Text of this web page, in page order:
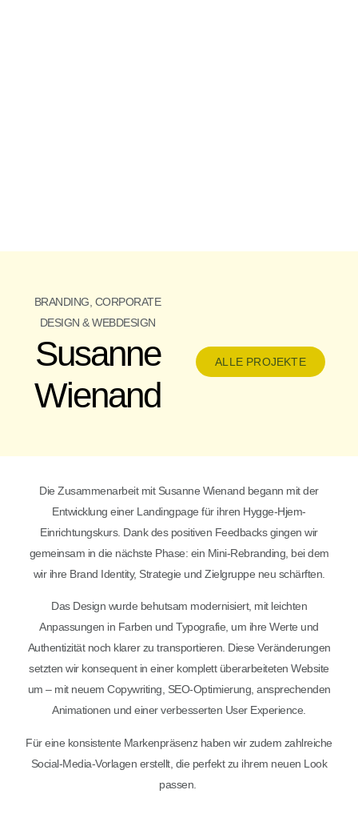
BRANDING, CORPORATE
DESIGN & WEBDESIGN
Susanne
Wienand
ALLE PROJEKTE
Die Zusammenarbeit mit Susanne Wienand begann mit der
Entwicklung einer Landingpage für ihren Hygge-Hjem-
Einrichtungskurs. Dank des positiven Feedbacks gingen wir
gemeinsam in die nächste Phase: ein Mini-Rebranding, bei dem
wir ihre Brand Identity, Strategie und Zielgruppe neu schärften.
Das Design wurde behutsam modernisiert, mit leichten
Anpassungen in Farben und Typografie, um ihre Werte und
Authentizität noch klarer zu transportieren. Diese Veränderungen
setzten wir konsequent in einer komplett überarbeiteten Website
um – mit neuem Copywriting, SEO-Optimierung, ansprechenden
Animationen und einer verbesserten User Experience.
Für eine konsistente Markenpräsenz haben wir zudem zahlreiche
Social-Media-Vorlagen erstellt, die perfekt zu ihrem neuen Look
passen.